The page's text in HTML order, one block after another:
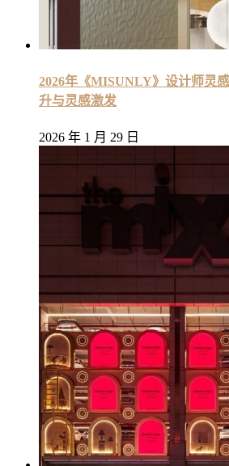
2026年《MISUNLY》设计师灵
升与灵感激发
2026 年 1 月 29 日